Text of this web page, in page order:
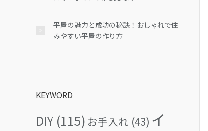
平屋の魅力と成功の秘訣！おしゃれで住
みやすい平屋の作り方
KEYWORD
DIY (115) お手入れ (43) イ